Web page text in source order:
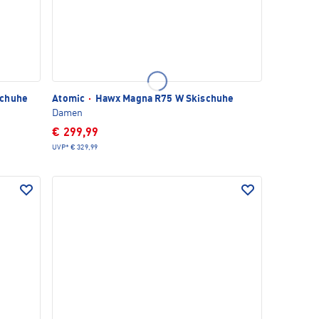
Atomic ·
Hawx Magna R75 W Skischuhe
Damen
€ 299,99
UVP* € 329,99